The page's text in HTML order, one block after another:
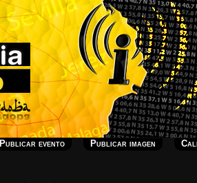
Publicar evento Publicar imagen